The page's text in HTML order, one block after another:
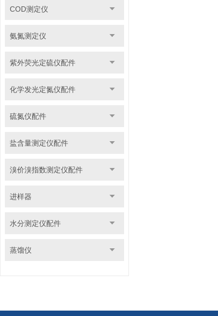
COD测定仪
氨氮测定仪
紫外荧光定硫仪配件
化学发光定氮仪配件
硫氮仪配件
盐含量测定仪配件
溴价溴指数测定仪配件
进样器
水分测定仪配件
蒸馏仪